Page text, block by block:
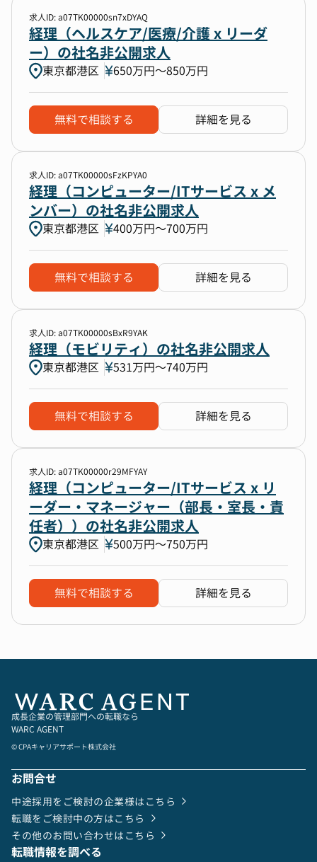
求人ID: a07TK00000sn7xDYAQ
経理（ヘルスケア/医療/介護 x リーダ
ー）の社名非公開求人
東京都港区 650万円〜850万円
無料で相談する 詳細を見る
求人ID: a07TK00000sFzKPYA0
経理（コンピューター/ITサービス x メ
ンバー）の社名非公開求人
東京都港区 400万円〜700万円
無料で相談する 詳細を見る
求人ID: a07TK00000sBxR9YAK
経理（モビリティ）の社名非公開求人
東京都港区 531万円〜740万円
無料で相談する 詳細を見る
求人ID: a07TK00000r29MFYAY
経理（コンピューター/ITサービス x リ
ーダー・マネージャー（部長・室長・責
任者））の社名非公開求人
東京都港区 500万円〜750万円
無料で相談する 詳細を見る
成長企業の管理部門への転職なら
WARC AGENT
© CPAキャリアサポート株式会社
お問合せ
中途採用をご検討の企業様はこちら
転職をご検討中の方はこちら
その他のお問い合わせはこちら
転職情報を調べる